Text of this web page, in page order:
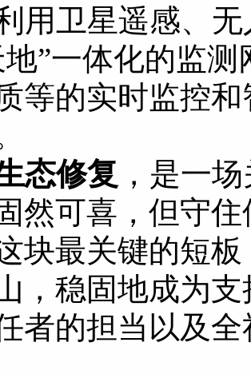
用卫星遥感、无
地”一体化的监
等的实时监控
态修复 ，是一
然可喜，但守
块最关键的短
，稳固地成为
者的担当以及